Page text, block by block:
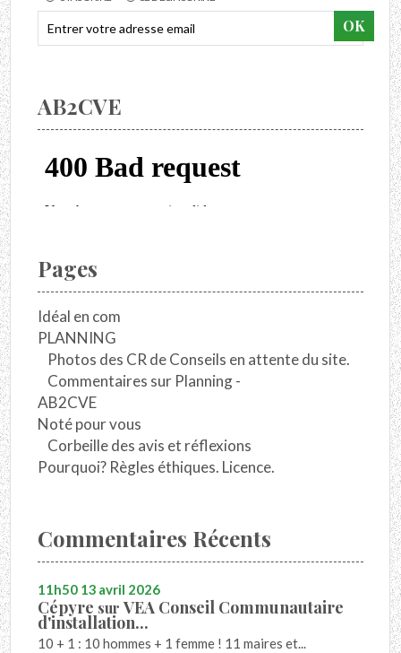
AB2CVE
Pages
Idéal en com
PLANNING
Photos des CR de Conseils en attente du site.
Commentaires sur Planning -
AB2CVE
Noté pour vous
Corbeille des avis et réflexions
Pourquoi? Règles éthiques. Licence.
Commentaires Récents
11h50 13 avril 2026
Cépyre surVEA Conseil Communautaire
d'installation...
10 + 1 : 10 hommes + 1 femme ! 11 maires et...